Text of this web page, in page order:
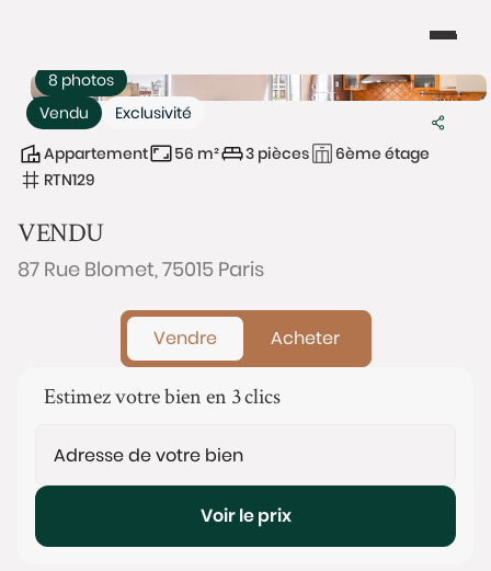
Vendu Exclusivité
8 photos
Appartement 56 m² 3 pièces
6ème étage
RTN129
VENDU
87 Rue Blomet, 75015 Paris
Vendre Acheter
Estimez votre bien en 3 clics
Voir le prix